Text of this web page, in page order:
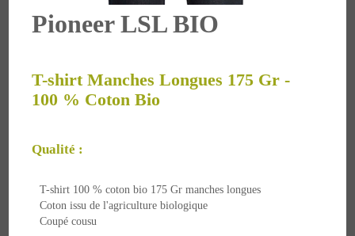
Pioneer LSL BIO
T-shirt Manches Longues 175 Gr -
100 % Coton Bio
Qualité :
T-shirt 100 % coton bio 175 Gr manches longues
Coton issu de l'agriculture biologique
Coupé cousu